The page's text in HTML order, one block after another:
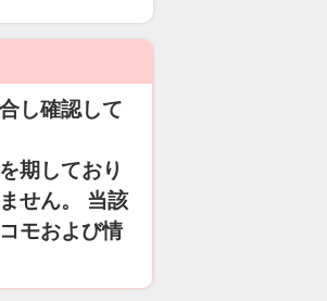
し確認して
期しており
せん。 当該
モおよび情